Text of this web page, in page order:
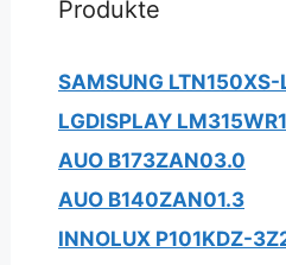
Produkte
SAMSUNG LTN150XS-
LGDISPLAY
AUO B173ZAN03.0
AUO B140ZAN01.3
INNOLUX P101KDZ-